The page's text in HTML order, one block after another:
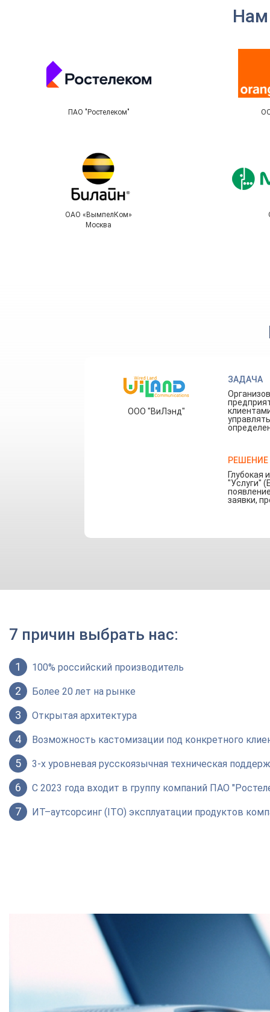
ПАО "Ростелеком"
ОАО «ВымпелКом»
Москва
ООО "ВиЛэнд"
ЗАДАЧА
РЕШЕНИЕ
Глубокая
"Услуги"
заявки,
7 причин выбрать нас:
1 100% российский производитель
2 Более 20 лет на рынке
3 Открытая архитектура
4 Возможность кастомизации под конкретного
5 3-х уровневая русскоязычная техническая
6 С 2023 года входит в группу компаний ПАО
7 ИТ–аутсорсинг (ITO) эксплуатации продуктов